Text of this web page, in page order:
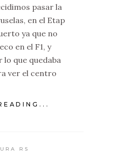
pasar la
en el Etap
ya que no
en el F1, y
lo que quedaba
ver el centro
RS